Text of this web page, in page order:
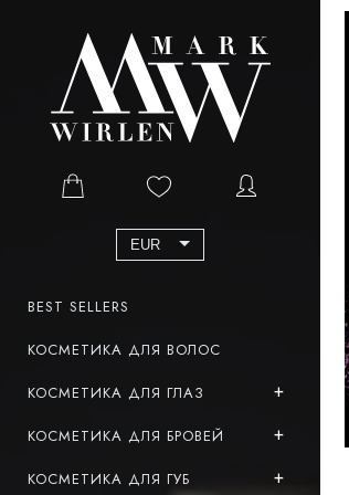
EUR
BEST SELLERS
КОСМЕТИКА ДЛЯ ВОЛОС
КОСМЕТИКА ДЛЯ ГЛАЗ
КОСМЕТИКА ДЛЯ БРОВЕЙ
КОСМЕТИКА ДЛЯ ГУБ